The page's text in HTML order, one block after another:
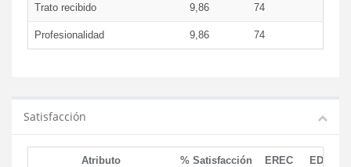
Trato recibido 9,86 74
Profesionalidad 9,86 74
Satisfacción
Atributo % Satisfacción EREC EDCEN